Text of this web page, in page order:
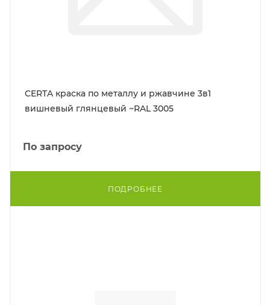
CERTA краска по металлу и ржавчине 3в1
вишневый глянцевый ~RAL 3005
По запросу
ПОДРОБНЕЕ